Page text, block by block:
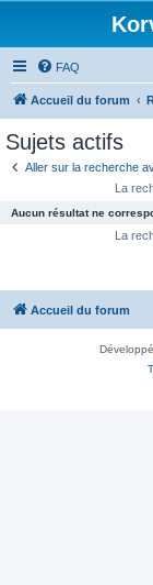
FAQ
Accueil du forum
Sujets actifs
Aller sur la recherche
La
Aucun résultat ne
La
Accueil du forum